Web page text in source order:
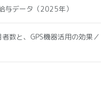
与データ（2025年）
数と、GPS機器活用の効果／